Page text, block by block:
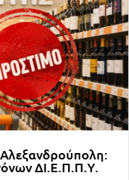
Αλεξανδρούπολη:
ΔΙ.Ε.Π.Π.Υ.